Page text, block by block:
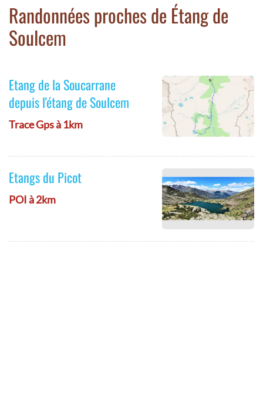
Randonnées proches de Étang de
Soulcem
Etang de la Soucarrane
depuis l'étang de Soulcem
Trace Gps à 1km
Etangs du Picot
POI à 2km